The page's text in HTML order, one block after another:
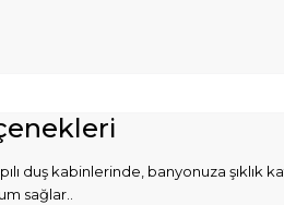
duş kabinlerinde, banyonuza
sağlar..